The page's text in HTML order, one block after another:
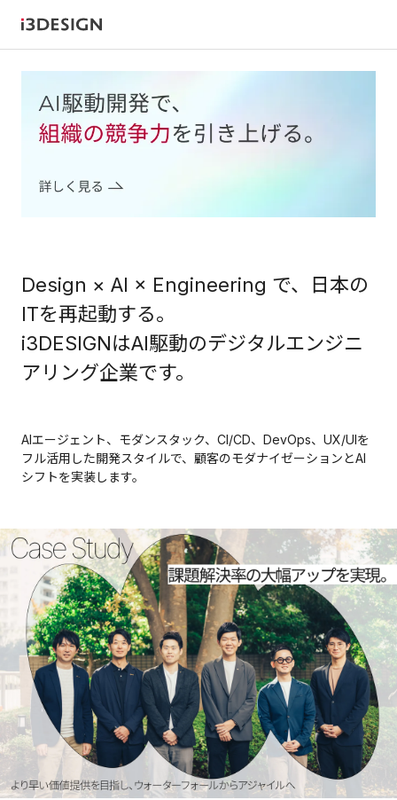
Design × AI × Engineering で、
日本の
ITを再起動する。
i3DESIGNはAI駆動のデジタルエンジニ
アリング企業です。
AIエージェント、モダンスタック、CI/CD、DevOps、UX/UIを
フル活用した開発スタイルで、顧客のモダナイゼーションとAI
シフトを実装します。